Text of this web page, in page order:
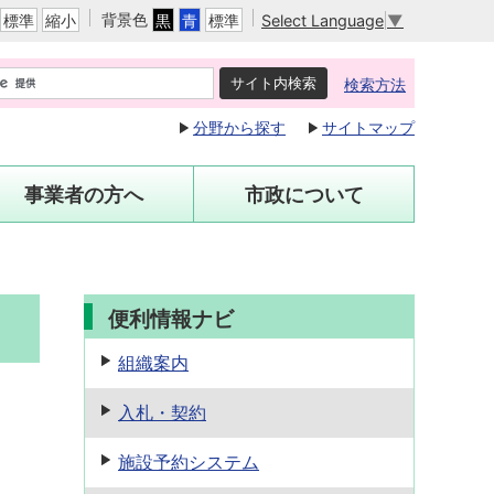
標準 縮小 背景色 黒 青 標準 Select Language ▼
検索方法
分野から探す サイトマップ
事業者の方へ 市政について
便利情報ナビ
組織案内
入札・契約
施設予約システム